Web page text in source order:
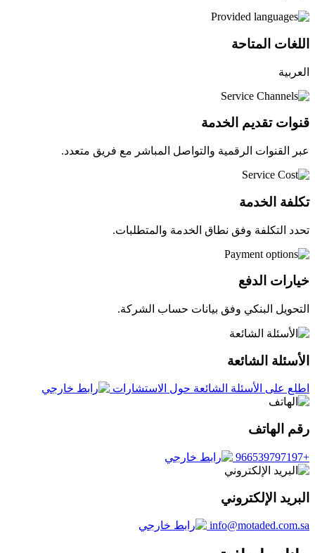
اللغات المتاحة
العربية
قنوات تقديم الخدمة
عبر القنوات الرقمية والتواصل المباشر مع فريق متعدد.
تكلفة الخدمة
تحدد التكلفة وفق نطاق الخدمة والمتطلبات.
خيارات الدفع
التحويل البنكي وفق بيانات حساب الشركة.
الأسئلة الشائعة
اطلع على الأسئلة الشائعة حول الاستشارات
رقم الهاتف
+966539797197
البريد الإلكتروني
info@motaded.com.sa